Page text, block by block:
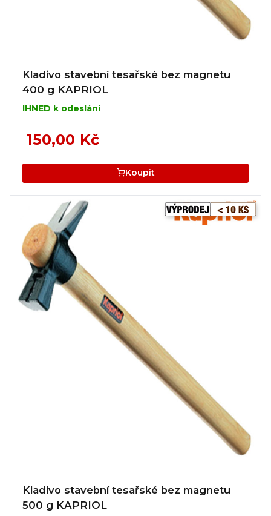
Kladivo stavební tesařské bez magnetu
400 g KAPRIOL
IHNED k odeslání
150,00 Kč
Koupit
Kladivo stavební tesařské bez magnetu
500 g KAPRIOL